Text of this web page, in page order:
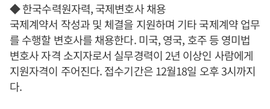
◆ 한국수력원자력, 국제변호사 채용
국제계약서 작성과 및 체결을 지원하며 기타 국제계약 업무
를 수행할 변호사를 채용한다. 미국, 영국, 호주 등 영미법
변호사 자격 소지자로서 실무경력이 2년 이상인 사람에게
지원자격이 주어진다. 접수기간은 12월18일 오후 3시까지
다.